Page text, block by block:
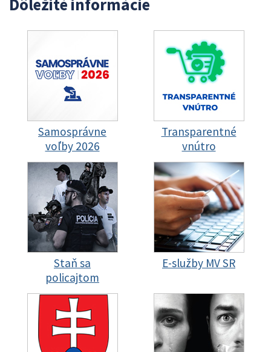
Dôležité informácie
Samosprávne
voľby 2026
Transparentné
vnútro
Staň sa
policajtom
E-služby MV SR